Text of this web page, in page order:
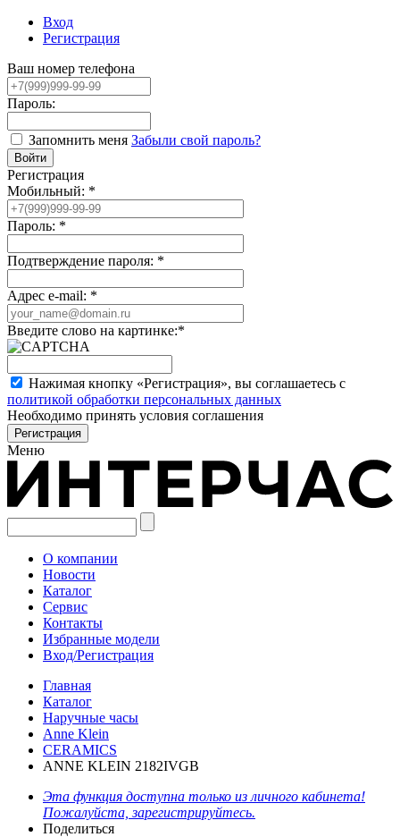
Вход
Регистрация
Ваш номер телефона
Пароль:
Запомнить меня Забыли свой пароль?
Регистрация
Мобильный: *
Пароль: *
Подтверждение пароля: *
Адрес e-mail: *
Введите слово на картинке:*
Нажимая кнопку «Регистрация», вы соглашаетесь с
политикой обработки персональных данных
Необходимо принять условия соглашения
Меню
О компании
Новости
Каталог
Сервис
Контакты
Избранные модели
Вход/Регистрация
Главная
Каталог
Наручные часы
Anne Klein
CERAMICS
ANNE KLEIN 2182IVGB
Эта функция доступна только из личного кабинета!
Пожалуйста, зарегистрируйтесь.
Поделиться